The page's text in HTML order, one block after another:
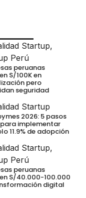
Startup,
Perú
peruanas
S/100K en
pero
seguridad
Startup
2026: 5 pasos
para implementar
11.9% de adopción
Startup,
Perú
peruanas
S/40.000-100.000
digital